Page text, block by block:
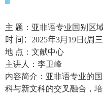
主 题：亚非语专业国别区
时 间：2025年3月 19 日(周
地 点：文献中心
主讲人：李卫峰
内容简介：亚非语专业的
科与新文科的交叉融合，